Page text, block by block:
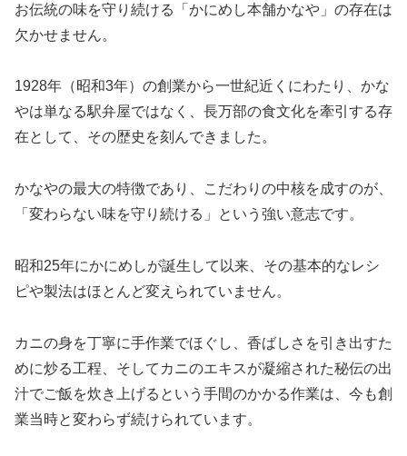
お伝統の味を守り続ける「かにめし本舗かなや」の存在は
欠かせません。
1928年（昭和3年）の創業から一世紀近くにわたり、かな
やは単なる駅弁屋ではなく、長万部の食文化を牽引する存
在として、その歴史を刻んできました。
かなやの最大の特徴であり、こだわりの中核を成すのが、
「変わらない味を守り続ける」という強い意志です。
昭和25年にかにめしが誕生して以来、その基本的なレシ
ピや製法はほとんど変えられていません。
カニの身を丁寧に手作業でほぐし、香ばしさを引き出すた
めに炒る工程、そしてカニのエキスが凝縮された秘伝の出
汁でご飯を炊き上げるという手間のかかる作業は、今も創
業当時と変わらず続けられています。